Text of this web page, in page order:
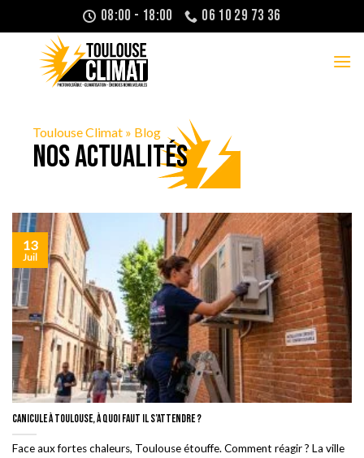
au
contenu
08:00 - 18:00 06 10 29 73 36
Toulouse Climat » Blog
Nos actualités
Canicule à Toulouse, à quoi faut il s’attendre ?
Face aux fortes chaleurs, Toulouse étouffe. Comment réagir ? La ville
13
Juil